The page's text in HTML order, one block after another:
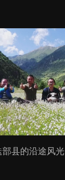
部县的沿途风光